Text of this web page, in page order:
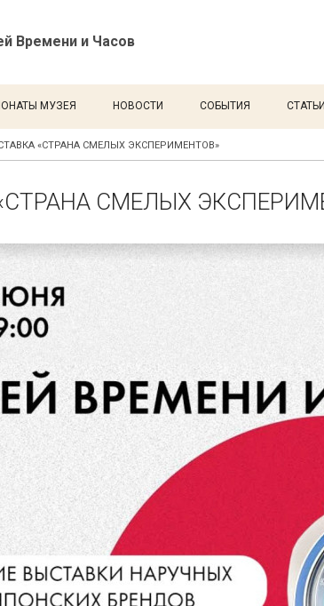
Времени и Часов
МУЗЕЯ НОВОСТИ СОБЫТИЯ СТАТЬИ
«СТРАНА СМЕЛЫХ ЭКСПЕРИМЕНТОВ»
СМЕЛЫХ